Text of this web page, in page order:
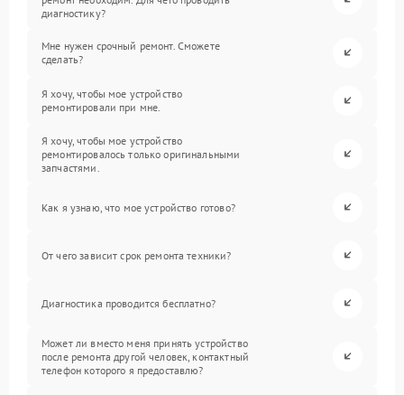
диагностику?
Мне нужен срочный ремонт. Сможете
сделать?
Я хочу, чтобы мое устройство
ремонтировали при мне.
Я хочу, чтобы мое устройство
ремонтировалось только оригинальными
запчастями.
Как я узнаю, что мое устройство готово?
От чего зависит срок ремонта техники?
Диагностика проводится бесплатно?
Может ли вместо меня принять устройство
после ремонта другой человек, контактный
телефон которого я предоставлю?